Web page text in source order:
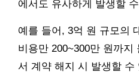
에서도 유사하게 발생할
예를 들어, 3억 원 규모의
비용만 200~300만 원까
서 계약 해지 시 발생할 수